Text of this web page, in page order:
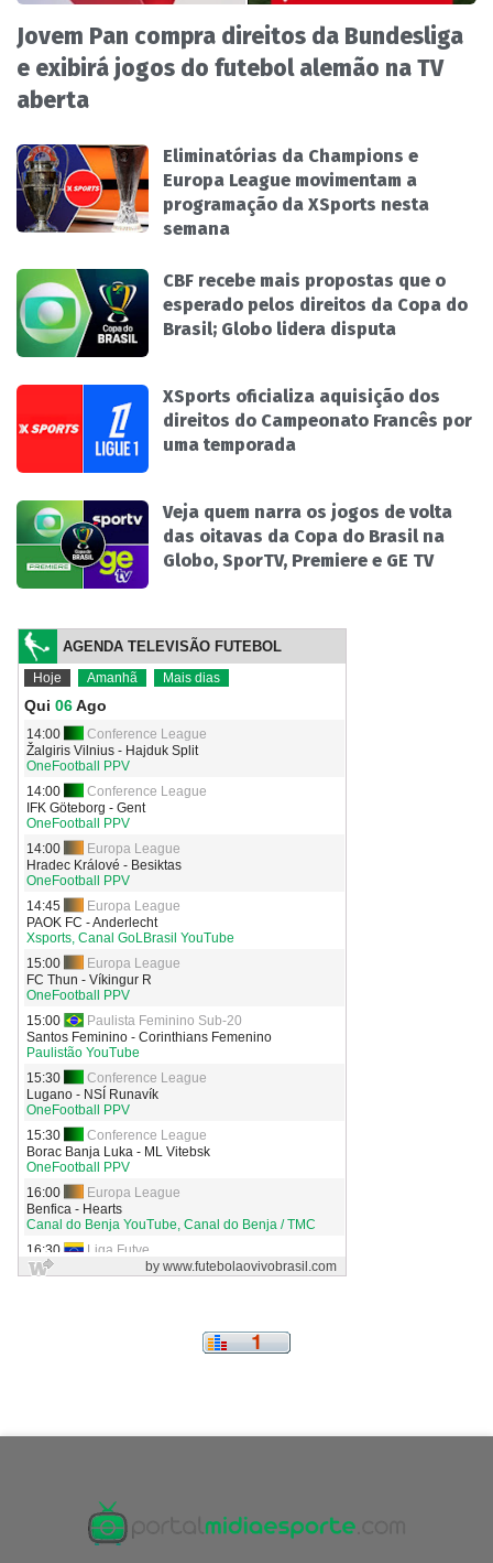
Jovem Pan compra direitos da Bundesliga
e exibirá jogos do futebol alemão na TV
aberta
Eliminatórias da Champions e
Europa League movimentam a
programação da XSports nesta
semana
CBF recebe mais propostas que o
esperado pelos direitos da Copa do
Brasil; Globo lidera disputa
XSports oficializa aquisição dos
direitos do Campeonato Francês por
uma temporada
Veja quem narra os jogos de volta
das oitavas da Copa do Brasil na
Globo, SporTV, Premiere e GE TV